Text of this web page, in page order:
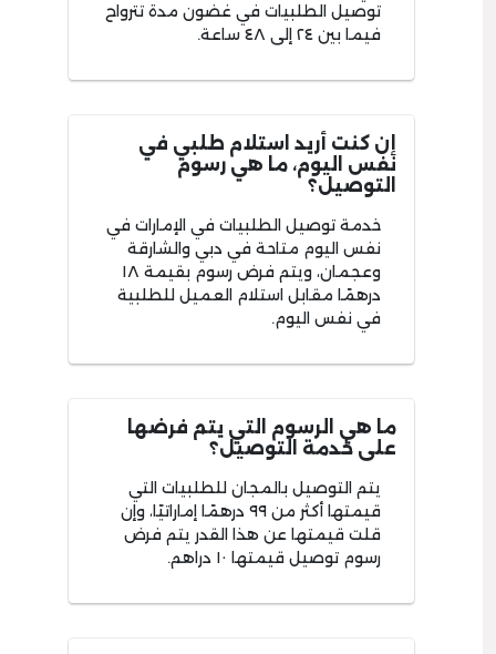
توصيل الطلبيات في غضون مدة تترواح
فيما بين ٢٤ إلى ٤٨ ساعة.
إن كنت أريد استلام طلبي في
نفس اليوم، ما هي رسوم
التوصيل؟
خدمة توصيل الطلبيات في الإمارات في
نفس اليوم متاحة في دبي والشارقة
وعجمان، ويتم فرض رسوم بقيمة ١٨
درهمًا مقابل استلام العميل للطلبية
في نفس اليوم.
ما هي الرسوم التي يتم فرضها
على خدمة التوصيل؟
يتم التوصيل بالمجان للطلبيات التي
قيمتها أكثر من ٩٩ درهمًا إماراتيًا، وإن
قلت قيمتها عن هذا القدر يتم فرض
رسوم توصيل قيمتها ١٠ دراهم.